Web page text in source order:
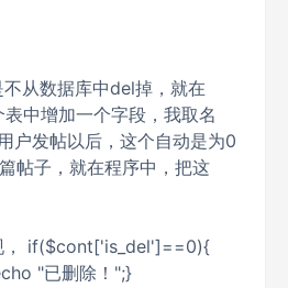
从数据库中del掉，就在
中增加一个字段，我取名
户发帖以后，这个自动是为0
帖子，就在程序中，把这
， if($cont['is_del']==0){
"已删除！";}